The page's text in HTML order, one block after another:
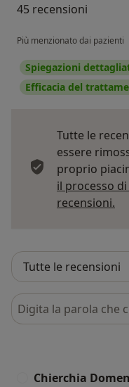
45 recensioni
Più menzionato dai pazienti
Spiegazioni
Efficacia del
Tutte le
essere
proprio
il processo
recensioni.
Cerca nelle recensioni
Chierchia